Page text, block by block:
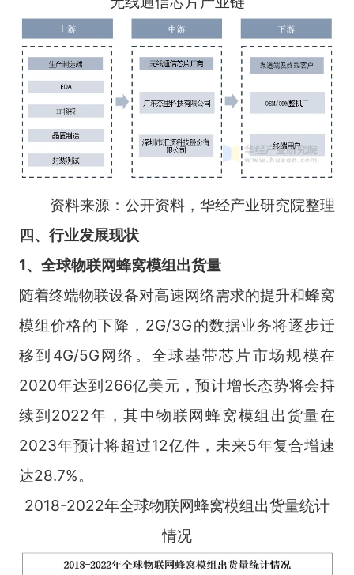
资料来源：公开资料，华经产业研究院整理
四、行业发展现状
1、全球物联网蜂窝模组出货量
随着终端物联设备对高速网络需求的提升和蜂窝
模组价格的下降，2G/3G的数据业务将逐步迁
移到4G/5G网络。全球基带芯片市场规模在
2020年达到266亿美元，预计增长态势将会持
续到2022年，其中物联网蜂窝模组出货量在
2023年预计将超过12亿件，未来5年复合增速
达28.7%。
2018-2022年全球物联网蜂窝模组出货量统计
情况